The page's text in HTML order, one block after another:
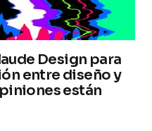
Design para
entre diseño y
están